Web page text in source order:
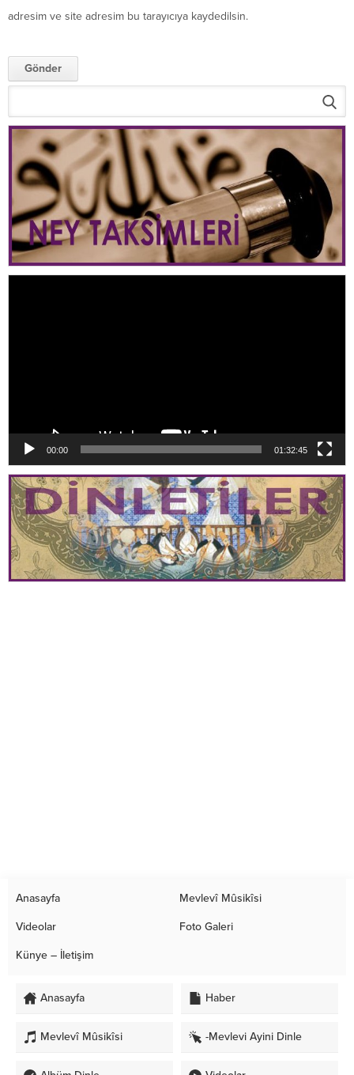
adresim ve site adresim bu tarayıcıya kaydedilsin.
00:00 01:32:45
Anasayfa Mevlevî Mûsikîsi
Videolar Foto Galeri
Künye – İletişim
Anasayfa Haber
Mevlevî Mûsikîsi -Mevlevi Ayini Dinle